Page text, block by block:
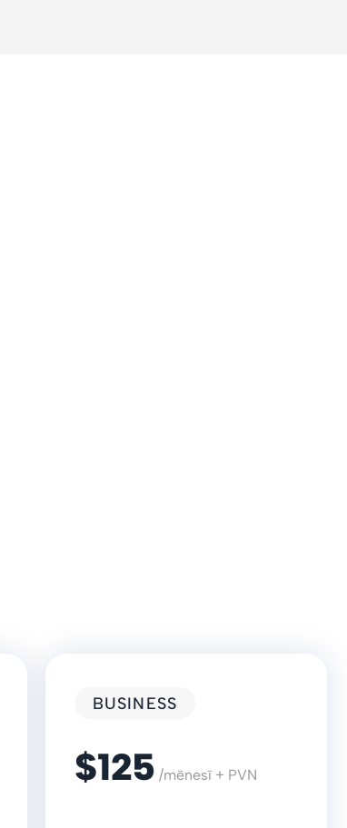
BUSINESS
$125 /mēnesī + PVN